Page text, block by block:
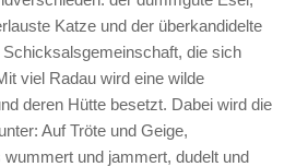
Katze und der überkandidelte
die sich
viel Radau wird eine wilde
deren Hütte besetzt. Dabei wird die
Auf Tröte und Geige,
und jammert, dudelt und